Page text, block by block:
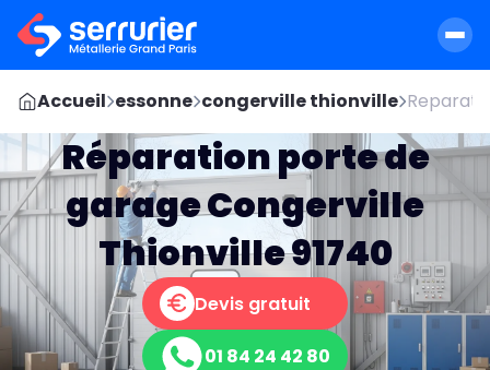
Accueil essonne congerville thionville
Réparation porte de
garage Congerville
Thionville 91740
Devis gratuit
01 84 24 42 80